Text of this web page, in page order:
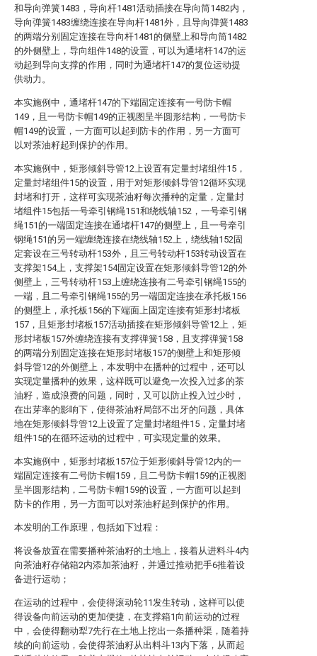
和导向弹簧1483，导向杆1481活动插接在导向筒1482内，
导向弹簧1483缠绕连接在导向杆1481外，且导向弹簧1483
的两端分别固定连接在导向杆1481的侧壁上和导向筒1482
的外侧壁上，导向组件148的设置，可以为通堵杆147的运
动起到导向支撑的作用，同时为通堵杆147的复位运动提
供动力。
本实施例中，通堵杆147的下端固定连接有一号防卡帽
149，且一号防卡帽149的正视图呈半圆形结构，一号防卡
帽149的设置，一方面可以起到防卡的作用，另一方面可
以对茶油籽起到保护的作用。
本实施例中，矩形倾斜导管12上设置有定量封堵组件15，
定量封堵组件15的设置，用于对矩形倾斜导管12循环实现
封堵和打开，这样可实现茶油籽每次播种的定量，定量封
堵组件15包括一号牵引钢绳151和绕线轴152，一号牵引钢
绳151的一端固定连接在通堵杆147的侧壁上，且一号牵引
钢绳151的另一端缠绕连接在绕线轴152上，绕线轴152固
定套设在三号转动杆153外，且三号转动杆153转动设置在
支撑架154上，支撑架154固定设置在矩形倾斜导管12的外
侧壁上，三号转动杆153上缠绕连接有二号牵引钢绳155的
一端，且二号牵引钢绳155的另一端固定连接在承托板156
的侧壁上，承托板156的下端面上固定连接有矩形封堵板
157，且矩形封堵板157活动插接在矩形倾斜导管12上，矩
形封堵板157外缠绕连接有支撑弹簧158，且支撑弹簧158
的两端分别固定连接在矩形封堵板157的侧壁上和矩形倾
斜导管12的外侧壁上，本发明中在播种的过程中，还可以
实现定量播种的效果，这样既可以避免一次投入过多的茶
油籽，造成浪费的问题，同时，又可以防止投入过少时，
在出芽率的影响下，使得茶油籽局部不出牙的问题，具体
地在矩形倾斜导管12上设置了定量封堵组件15，定量封堵
组件15的在循环运动的过程中，可实现定量的效果。
本实施例中，矩形封堵板157位于矩形倾斜导管12内的一
端固定连接有二号防卡帽159，且二号防卡帽159的正视图
呈半圆形结构，二号防卡帽159的设置，一方面可以起到
防卡的作用，另一方面可以对茶油籽起到保护的作用。
本发明的工作原理，包括如下过程：
将设备放置在需要播种茶油籽的土地上，接着从进料斗4内
向茶油籽存储箱2内添加茶油籽，并通过推动把手6推着设
备进行运动；
在运动的过程中，会使得滚动轮11发生转动，这样可以使
得设备向前运动的更加便捷，在支撑箱1向前运动的过程
中，会使得翻动犁7先行在土地上挖出一条播种渠，随着持
续的向前运动，会使得茶油籽从出料斗13内下落，从而起